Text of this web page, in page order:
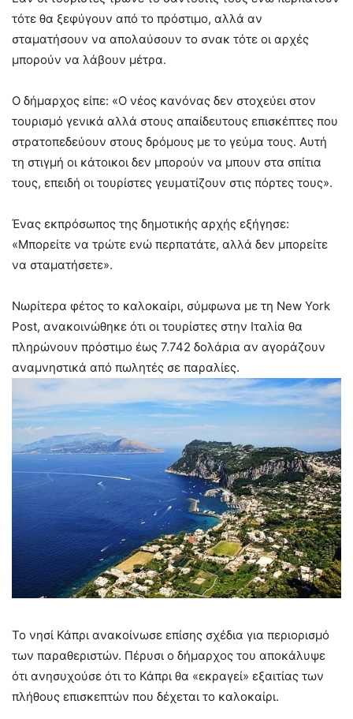
τότε θα ξεφύγουν από το πρόστιμο, αλλά αν
σταματήσουν να απολαύσουν το σνακ τότε οι αρχές
μπορούν να λάβουν μέτρα.
Ο δήμαρχος είπε: «Ο νέος κανόνας δεν στοχεύει στον
τουρισμό γενικά αλλά στους απαίδευτους επισκέπτες που
στρατοπεδεύουν στους δρόμους με το γεύμα τους. Αυτή
τη στιγμή οι κάτοικοι δεν μπορούν να μπουν στα σπίτια
τους, επειδή οι τουρίστες γευματίζουν στις πόρτες τους».
Ένας εκπρόσωπος της δημοτικής αρχής εξήγησε:
«Μπορείτε να τρώτε ενώ περπατάτε, αλλά δεν μπορείτε
να σταματήσετε».
Νωρίτερα φέτος το καλοκαίρι, σύμφωνα με τη New York
Post, ανακοινώθηκε ότι οι τουρίστες στην Ιταλία θα
πληρώνουν πρόστιμο έως 7.742 δολάρια αν αγοράζουν
αναμνηστικά από πωλητές σε παραλίες.
Το νησί Κάπρι ανακοίνωσε επίσης σχέδια για περιορισμό
των παραθεριστών. Πέρυσι ο δήμαρχος του αποκάλυψε
ότι ανησυχούσε ότι το Κάπρι θα «εκραγεί» εξαιτίας των
πλήθους επισκεπτών που δέχεται το καλοκαίρι.